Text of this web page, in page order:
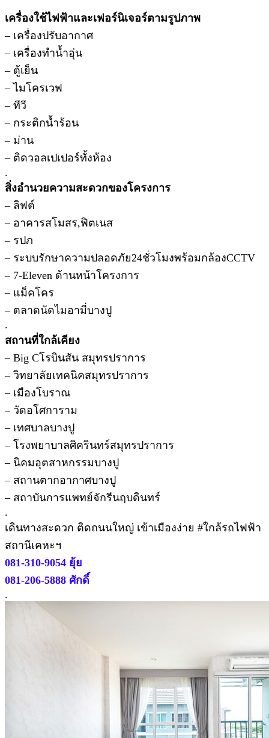
เครื่องใช้ไฟฟ้าและเฟอร์นิเจอร์ตามรูปภาพ
– เครื่องปรับอากาศ
– เครื่องทำน้ำอุ่น
– ตู้เย็น
– ไมโครเวฟ
– ทีวี
– กระติกน้ำร้อน
– ม่าน
– ติดวอลเปเปอร์ทั้งห้อง
.
สิ่งอำนวยความสะดวกของโครงการ
– ลิฟต์
– อาคารสโมสร,ฟิตเนส
– รปภ
– ระบบรักษาความปลอดภัย24ชั่วโมงพร้อมกล้องCCTV
– 7-Eleven ด้านหน้าโครงการ
– แม็คโคร
– ตลาดนัดไมอามี่บางปู
.
สถานที่ใกล้เคียง
– Big Cโรบินสัน สมุทรปราการ
– วิทยาลัยเทคนิคสมุทรปราการ
– เมืองโบราณ
– วัดอโศการาม
– เทศบาลบางปู
– โรงพยาบาลศิครินทร์สมุทรปราการ
– นิคมอุตสาหกรรมบางปู
– สถานตากอากาศบางปู
– สถาบันการแพทย์จักรีนฤบดินทร์
.
เดินทางสะดวก ติดถนนใหญ่ เข้าเมืองง่าย #ใกล้รถไฟฟ้า
สถานีเคหะฯ
081-310-9054 ยุ้ย
081-206-5888 ศักดิ์
.